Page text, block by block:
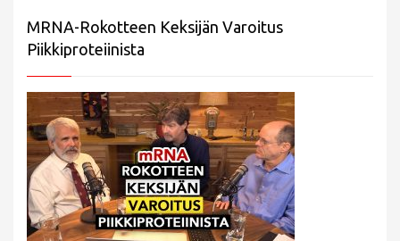
MRNA-Rokotteen Keksijän Varoitus
Piikkiproteiinista